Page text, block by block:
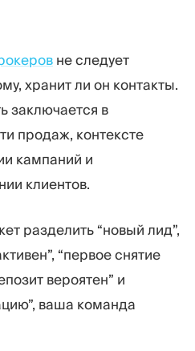
не следует
хранит ли он контакты.
заключается в
продаж, контексте
кампаний и
клиентов.
разделить “новый лид”,
“первое снятие
вероятен” и
ваша команда